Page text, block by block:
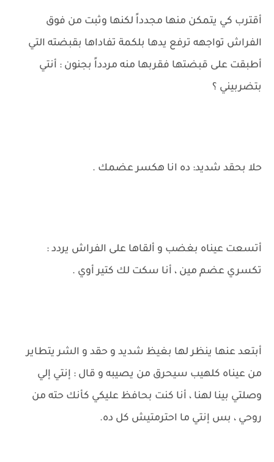
أقترب كي يتمكن منها مجدداً لكنها وثبت من فوق
الفراش تواجهه ترفع يدها بلكمة تفاداها بقبضته التي
أطبقت على قبضتها فقربها منه مردداً بجنون : أنتي
بتضربيني ؟
حلا بحقد شديد: ده انا هكسر عضمك .
أتسعت عيناه بغضب و ألقاها على الفراش يردد :
تكسري عضم مين ، أنا سكت لك كتير أوي .
أبتعد عنها ينظر لها بغيظ شديد و حقد و الشر يتطاير
من عيناه كلهيب سيحرق من يصيبه و قال : إنتي إلي
وصلتي بينا لهنا ، أنا كنت بحافظ عليكي كأنك حته من
روحي ، بس إنتي ما احترمتيش كل ده.